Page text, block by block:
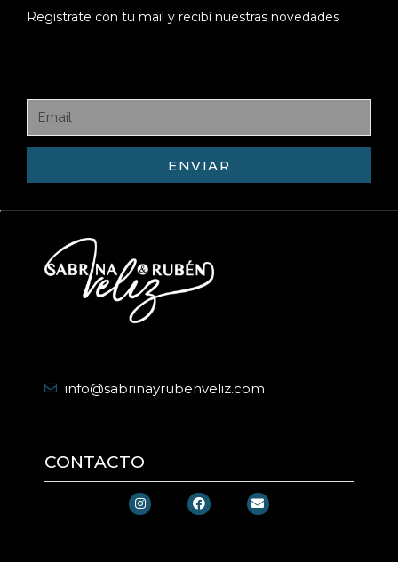
Registrate con tu mail y recibí nuestras novedades
ENVIAR
info@sabrinayrubenveliz.com
CONTACTO